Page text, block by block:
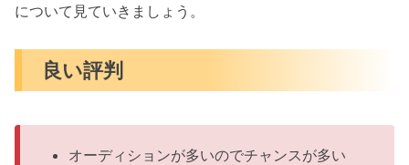
について見ていきましょう。
良い評判
オーディションが多いのでチャンスが多い